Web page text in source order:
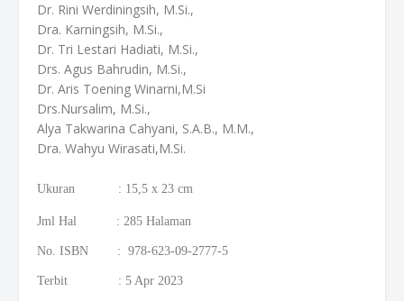
Dr. Rini Werdiningsih, M.Si.,
Dra. Karningsih, M.Si.,
Dr. Tri Lestari Hadiati, M.Si.,
Drs. Agus Bahrudin, M.Si.,
Dr. Aris Toening Winarni,M.Si
Drs.Nursalim, M.Si.,
Alya Takwarina Cahyani, S.A.B., M.M.,
Dra. Wahyu Wirasati,M.Si.
Ukuran : 15,5 x 23 cm
Jml Hal : 285 Halaman
No. ISBN : 978-623-09-2777-5
Terbit : 5 Apr 2023